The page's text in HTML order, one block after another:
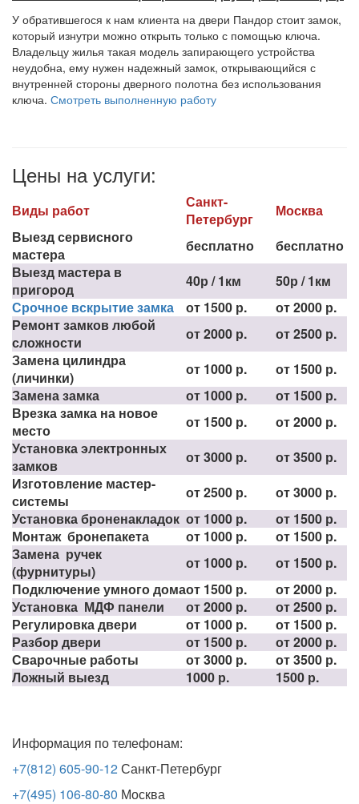
У обратившегося к нам клиента на двери Пандор стоит замок,
который изнутри можно открыть только с помощью ключа.
Владельцу жилья такая модель запирающего устройства
неудобна, ему нужен надежный замок, открывающийся с
внутренней стороны дверного полотна без использования
ключа. Смотреть выполненную работу
Цены на услуги:
Виды работ
Санкт-
Петербург
Москва
Выезд сервисного
мастера
бесплатно
бесплатно
Выезд мастера в
пригород
40р / 1км
50р / 1км
Срочное вскрытие замка
от 1500 р.
от 2000 р.
Ремонт замков любой
сложности
от 2000 р.
от 2500 р.
Замена цилиндра
(личинки)
от 1000 р.
от 1500 р.
Замена замка
от 1000 р.
от 1500 р.
Врезка замка на новое
место
от 1500 р.
от 2000 р.
Установка электронных
замков
от 3000 р.
от 3500 р.
Изготовление мастер-
системы
от 2500 р.
от 3000 р.
Установка броненакладок от 1000 р.
от 1500 р.
Монтаж бронепакета
от 1000 р.
от 1500 р.
Замена ручек
(фурнитуры)
от 1000 р.
от 1500 р.
Подключение умного домаот 1500 р.
от 2000 р.
Установка МДФ панели
от 2000 р.
от 2500 р.
Регулировка двери
от 1000 р.
от 1500 р.
Разбор двери
от 1500 р.
от 2000 р.
Сварочные работы
от 3000 р.
от 3500 р.
Ложный выезд
1000 р. 1500 р.
Информация по телефонам:
+7(812) 605-90-12Санкт-Петербург
+7(495) 106-80-80 Москва